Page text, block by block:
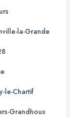
la-Grande
le-Chartif
Grandhoux